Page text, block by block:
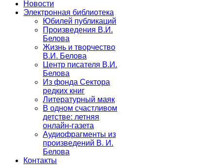
Новости
Электронная библиотека
Юбилей публикаций
Произведения В.И.
Белова
Жизнь и творчество
В.И. Белова
Центр писателя В.И.
Белова
Из фонда Сектора
редких книг
Литературный маяк
В одном счастливом
детстве: летняя
онлайн-газета
Аудиофрагменты из
произведений В. И.
Белова
Контакты